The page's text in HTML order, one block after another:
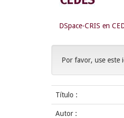
DSpace-CRIS en
Por favor, use este
Título :
Autor :